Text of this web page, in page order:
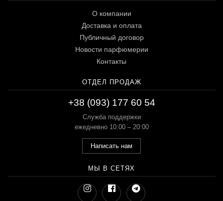
О компании
Доставка и оплата
Публичный договор
Новости парфюмерии
Контакты
ОТДЕЛ ПРОДАЖ
+38 (093) 177 60 54
Служба поддержки
ежедневно 10:00 – 20:00
Написать нам
МЫ В СЕТЯХ